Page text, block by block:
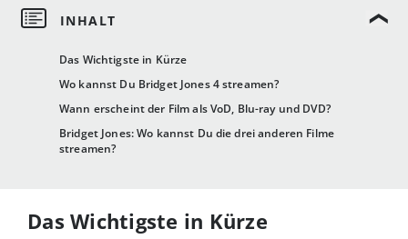
Das Wichtigste in Kürze
Wo kannst Du Bridget Jones 4 streamen?
Wann erscheint der Film als VoD, Blu-ray und DVD?
Bridget Jones: Wo kannst Du die drei anderen Filme
streamen?
Das Wichtigste in Kürze